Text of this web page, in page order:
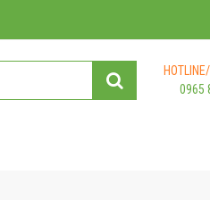
0965